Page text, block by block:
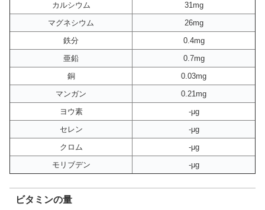
カルシウム
31mg
マグネシウム
26mg
鉄分
0.4mg
亜鉛
0.7mg
銅
0.03mg
マンガン
0.21mg
ヨウ素
-μg
セレン
-μg
クロム
-μg
モリブデン
-μg
ビタミンの量